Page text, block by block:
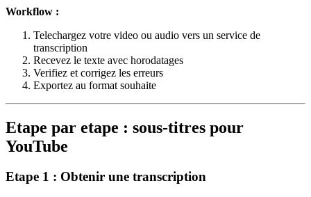
Workflow :
Telechargez votre video ou audio vers un service de
transcription
Recevez le texte avec horodatages
Verifiez et corrigez les erreurs
Exportez au format souhaite
Etape par etape : sous-titres pour
YouTube
Etape 1 : Obtenir une transcription